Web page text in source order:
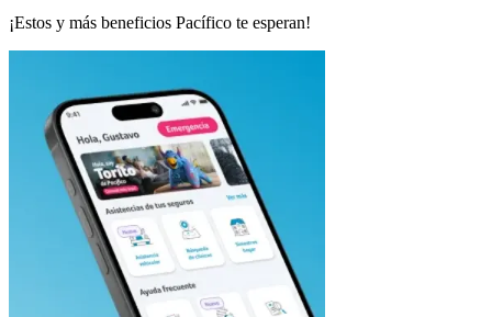
¡Estos y más beneficios Pacífico te esperan!